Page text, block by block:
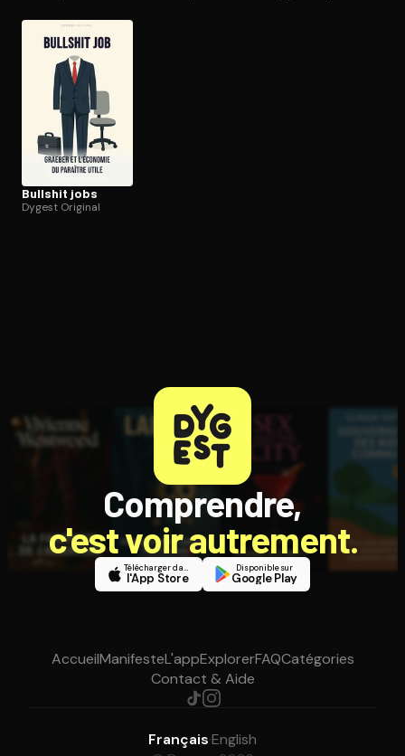
Bullshit jobs
Dygest Original
Comprendre,
c'est voir autrement.
Télécharger dans
l'App Store
Disponible sur
Google Play
AccueilManifesteL'appExplorerFAQCatégories
Contact & Aide
Français·English